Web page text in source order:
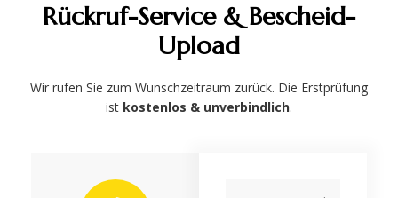
Rückruf-Service & Bescheid-
Upload
Wir rufen Sie zum Wunschzeitraum zurück. Die Erstprüfung
ist kostenlos & unverbindlich.